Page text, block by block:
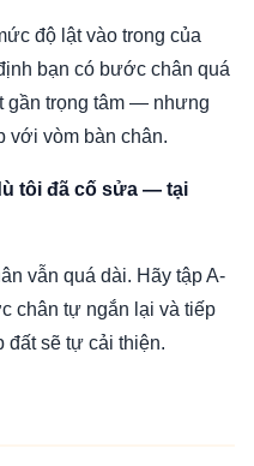
độ lật vào trong của
bạn có bước chân quá
gần trọng tâm — nhưng
với vòm bàn chân.
tôi đã cố sửa — tại
vẫn quá dài. Hãy tập A-
chân tự ngắn lại và tiếp
đất sẽ tự cải thiện.